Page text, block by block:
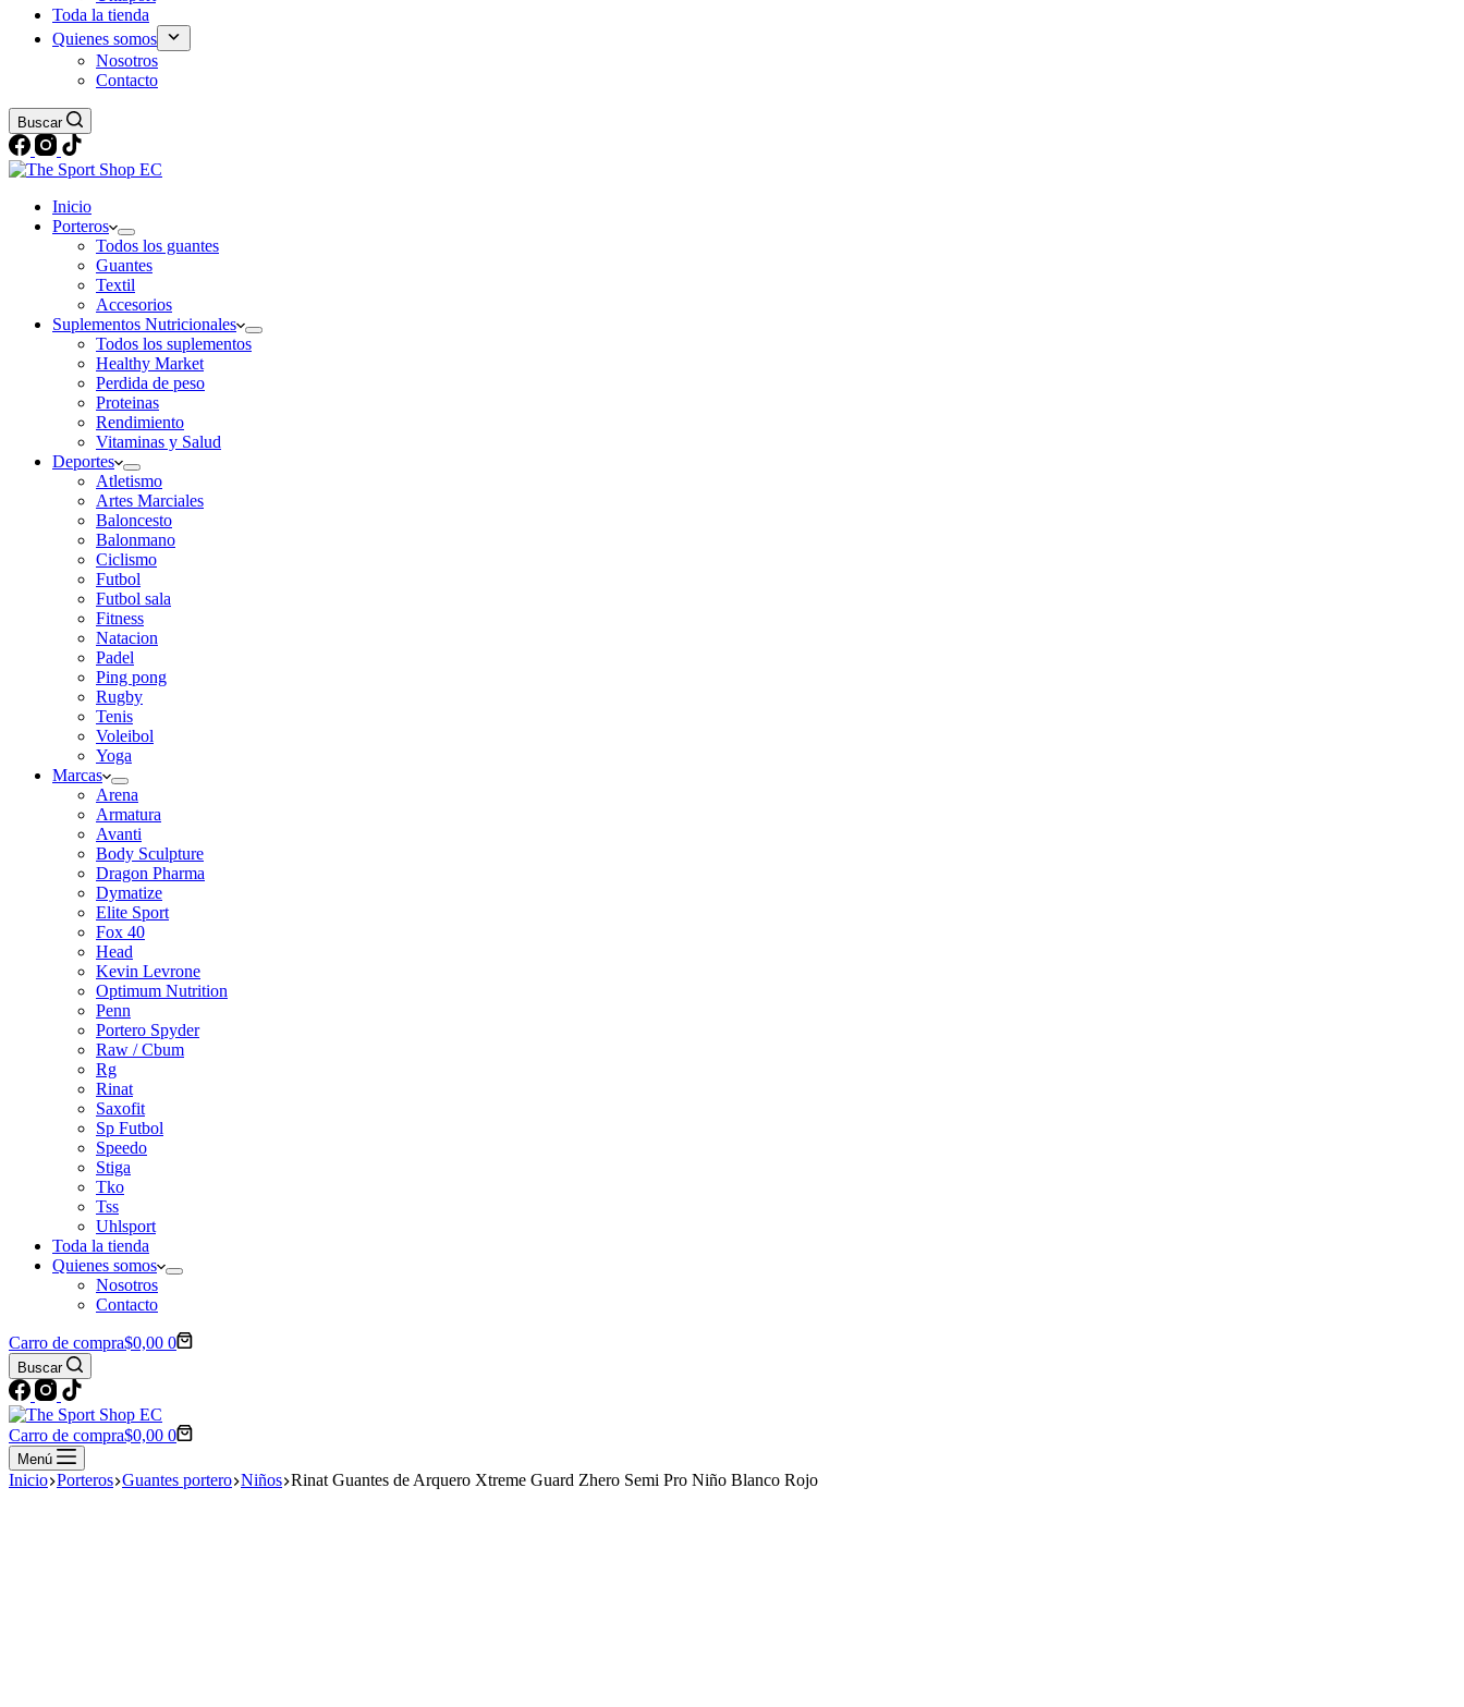
Toda la tienda
Quienes somos
Nosotros
Contacto
Buscar
Inicio
Porteros
Todos los guantes
Guantes
Textil
Accesorios
Suplementos Nutricionales
Todos los suplementos
Healthy Market
Perdida de peso
Proteinas
Rendimiento
Vitaminas y Salud
Deportes
Atletismo
Artes Marciales
Baloncesto
Balonmano
Ciclismo
Futbol
Futbol sala
Fitness
Natacion
Padel
Ping pong
Rugby
Tenis
Voleibol
Yoga
Marcas
Arena
Armatura
Avanti
Body Sculpture
Dragon Pharma
Dymatize
Elite Sport
Fox 40
Head
Kevin Levrone
Optimum Nutrition
Penn
Portero Spyder
Raw / Cbum
Rg
Rinat
Saxofit
Sp Futbol
Speedo
Stiga
Tko
Tss
Uhlsport
Toda la tienda
Quienes somos
Nosotros
Contacto
Carro de compra$0,00 0
Buscar
Carro de compra$0,00 0
Menú
Inicio Porteros Guantes portero Niños Rinat Guantes de Arquero Xtreme Guard Zhero Semi Pro Niño Blanco Rojo